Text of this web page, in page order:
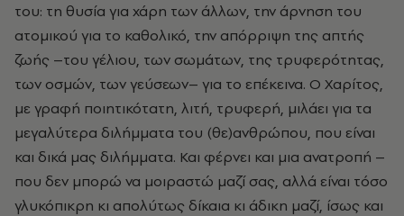
του: τη θυσία για χάρη των άλλων, την άρνηση του
ατομικού για το καθολικό, την απόρριψη της απτής
ζωής –του γέλιου, των σωμάτων, της τρυφερότητας,
των οσμών, των γεύσεων– για το επέκεινα. Ο Χαρίτος,
με γραφή ποιητικότατη, λιτή, τρυφερή, μιλάει για τα
μεγαλύτερα διλήμματα του (θε)ανθρώπου, που είναι
και δικά μας διλήμματα. Και φέρνει και μια ανατροπή –
που δεν μπορώ να μοιραστώ μαζί σας, αλλά είναι τόσο
γλυκόπικρη κι απολύτως δίκαια κι άδικη μαζί, ίσως και